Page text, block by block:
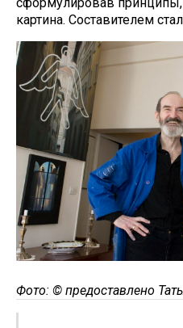
сформулировав принципы,
картина. Составителем
Фото: © предоставлено